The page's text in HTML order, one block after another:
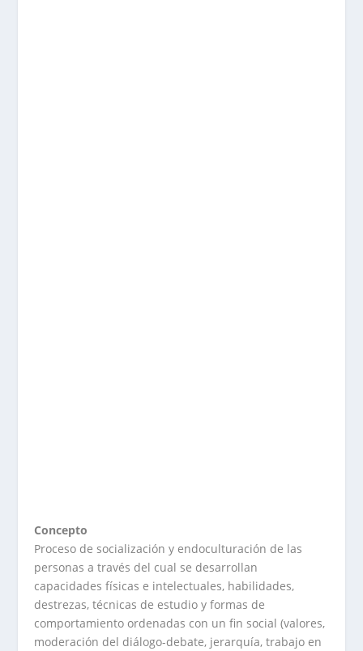
Concepto
Proceso de socialización y endoculturación de las
personas a través del cual se desarrollan
capacidades físicas e intelectuales, habilidades,
destrezas, técnicas de estudio y formas de
comportamiento ordenadas con un fin social (valores,
moderación del diálogo-debate, jerarquía, trabajo en